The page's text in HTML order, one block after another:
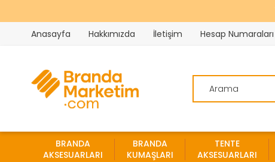
Anasayfa Hakkımızda İletişim Hesap Numaraları
BRANDA
AKSESUARLARI
BRANDA
KUMAŞLARI
TENTE
AKSESUARLARI